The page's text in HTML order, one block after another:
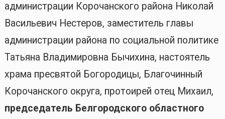
администрации Корочанского района Николай
Васильевич Нестеров, заместитель главы
администрации района по социальной политике
Татьяна Владимировна Бычихина, настоятель
храма пресвятой Богородицы, Благочинный
Корочанского округа, протоирей отец Михаил,
председатель Белгородского областного